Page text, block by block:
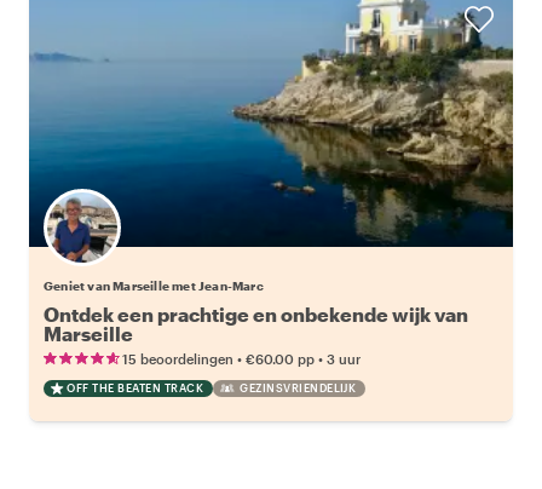
Geniet van Marseille met Jean-Marc
Ontdek een prachtige en onbekende wijk van
Marseille
15 beoordelingen • €60.00 pp • 3 uur
OFF THE BEATEN TRACK GEZINSVRIENDELIJK